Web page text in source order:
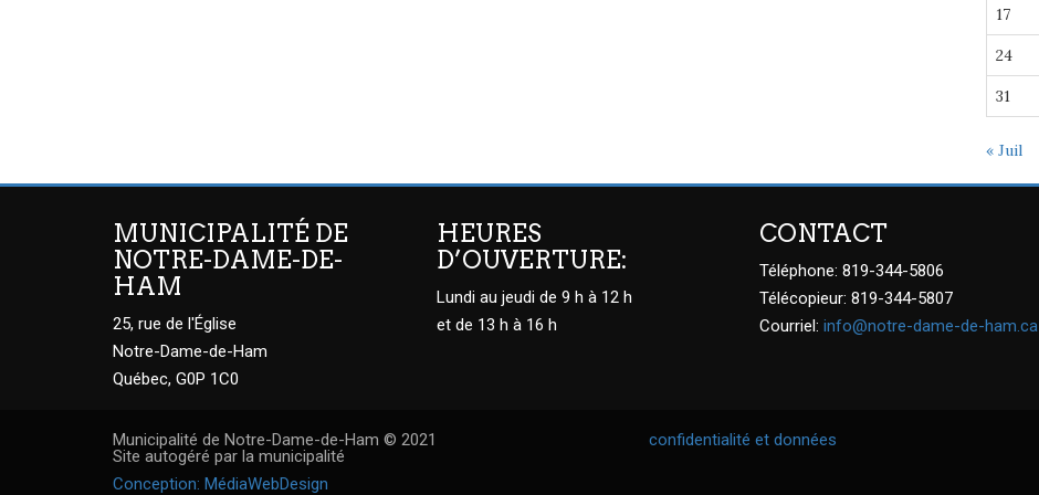
17
24
31
« Juil
MUNICIPALITÉ DE
NOTRE-DAME-DE-
HAM
25, rue de l'Église
Notre-Dame-de-Ham
Québec, G0P 1C0
HEURES
D’OUVERTURE:
Lundi au jeudi de 9 h à 12 h
et de 13 h à 16 h
CONTACT
Téléphone: 819-344-5806
Télécopieur: 819-344-5807
Courriel: info@notre-dame-de-ham.ca
Municipalité de Notre-Dame-de-Ham © 2021
Site autogéré par la municipalité
Conception: MédiaWebDesign
confidentialité et données